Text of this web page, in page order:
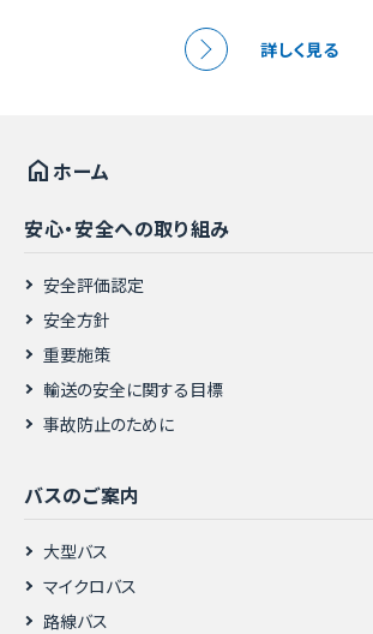
詳しく見る
home ホーム
安心・安全への取り組み
安全評価認定
安全方針
重要施策
輸送の安全に関する目標
事故防止のために
バスのご案内
大型バス
マイクロバス
路線バス